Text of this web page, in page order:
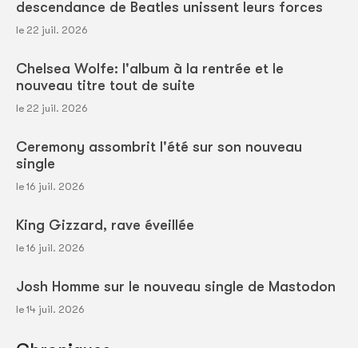
descendance de Beatles unissent leurs forces
le 22 juil. 2026
Chelsea Wolfe: l'album à la rentrée et le
nouveau titre tout de suite
le 22 juil. 2026
Ceremony assombrit l'été sur son nouveau
single
le 16 juil. 2026
King Gizzard, rave éveillée
le 16 juil. 2026
Josh Homme sur le nouveau single de Mastodon
le 14 juil. 2026